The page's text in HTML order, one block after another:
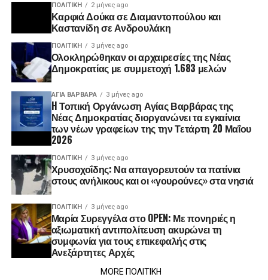
ΠΟΛΙΤΙΚΉ 2 μήνες ago
Καρφιά Δούκα σε Διαμαντοπούλου και
Καστανίδη σε Ανδρουλάκη
ΠΟΛΙΤΙΚΉ 3 μήνες ago
Ολοκληρώθηκαν οι αρχαιρεσίες της Νέας
Δημοκρατίας με συμμετοχή 1.683 μελών
ΑΓΙΑ ΒΑΡΒΑΡΑ 3 μήνες ago
H Τοπική Οργάνωση Αγίας Βαρβάρας της
Νέας Δημοκρατίας διοργανώνει τα εγκαίνια
των νέων γραφείων της την Τετάρτη 20 Μαΐου
2026
ΠΟΛΙΤΙΚΉ 3 μήνες ago
Χρυσοχοΐδης: Να απαγορευτούν τα πατίνια
στους ανήλικους και οι «γουρούνες» στα νησιά
ΠΟΛΙΤΙΚΉ 3 μήνες ago
Μαρία Συρεγγέλα στο OPEN: Με πονηριές η
αξιωματική αντιπολίτευση ακυρώνει τη
συμφωνία για τους επικεφαλής στις
Ανεξάρτητες Αρχές
MORE ΠΟΛΙΤΙΚΗ